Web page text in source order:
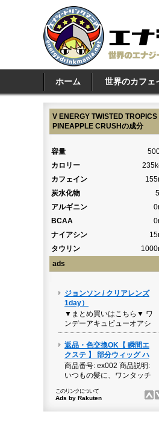
ホーム 世界のカフェ
V ENERGY TWISTED TROPICS
PINEAPPLE CRUSHの成分
容量
カロリー
カフェイン
炭水化物
アルギニン
BCAA
ナイアシン
タウリン
ads